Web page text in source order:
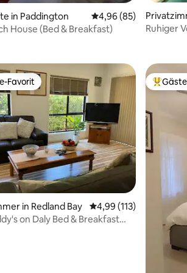
in Paddington Durchschnittliche
4,96 (85)
House (Bed & Breakfast)
Downs
Ruhiger
Gäste-Favorit.
Favorit
in Redland Bay Durchschnittliche
4,99 (113)
on Daly Bed & Breakfast